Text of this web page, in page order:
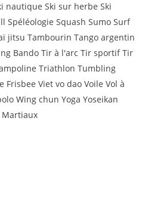
nautique Ski sur herbe Ski
Spéléologie Squash Sumo Surf
jitsu Tambourin Tango argentin
Bando Tir à l'arc Tir sportif Tir
Triathlon Tumbling
Viet vo dao Voile Vol à
Wing chun Yoga Yoseikan
Martiaux